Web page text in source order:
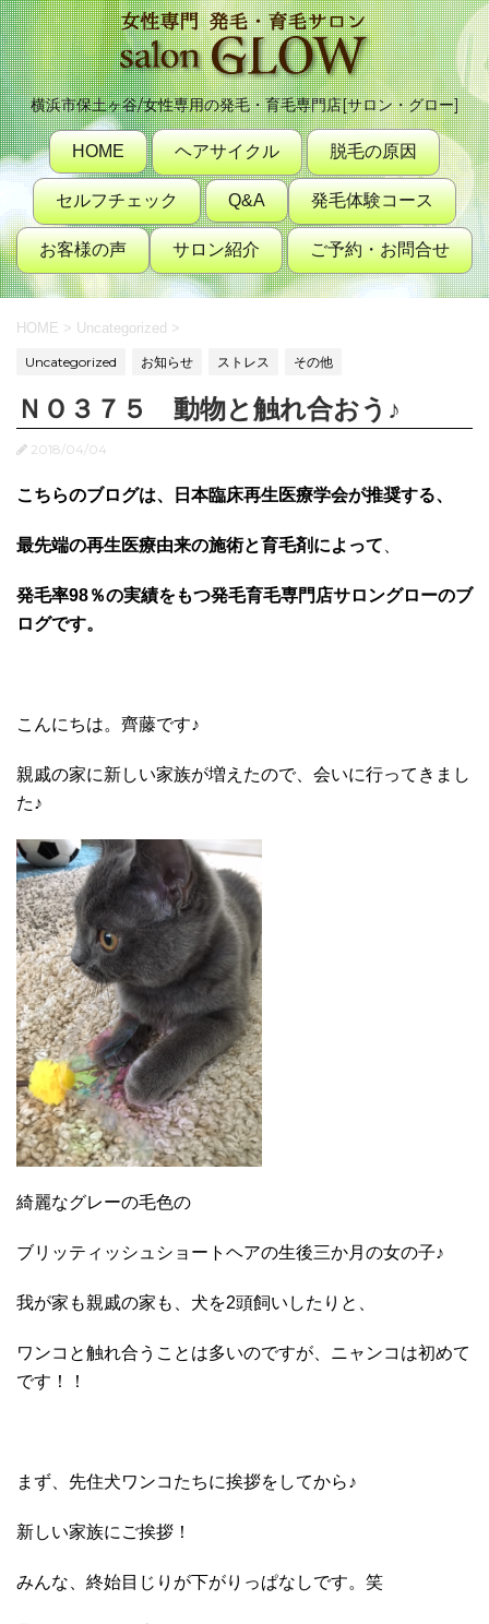
横浜市保土ヶ谷/女性専用の発毛・育毛専門店[サロン・グロー]
HOME ヘアサイクル 脱毛の原因
セルフチェック Q&A 発毛体験コース
お客様の声 サロン紹介 ご予約・お問合せ
HOME > Uncategorized >
Uncategorized お知らせ ストレス その他
ＮＯ３７５ 動物と触れ合おう♪
2018/04/04
こちらのブログは、日本臨床再生医療学会が推奨する、
最先端の再生医療由来の施術と育毛剤によって
発毛率98％の実績をもつ発毛育毛専門店サロングローのブ
ログです。
こんにちは。齊藤です♪
親戚の家に新しい家族が増えたので、会いに行ってきまし
た♪
綺麗なグレーの毛色の
ブリッティッシュショートヘアの生後三か月の女の子♪
我が家も親戚の家も、犬を2頭飼いしたりと、
ワンコと触れ合うことは多いのですが、ニャンコは初めて
です！！
まず、先住犬ワンコたちに挨拶をしてから♪
新しい家族にご挨拶！
みんな、終始目じりが下がりっぱなしです。笑